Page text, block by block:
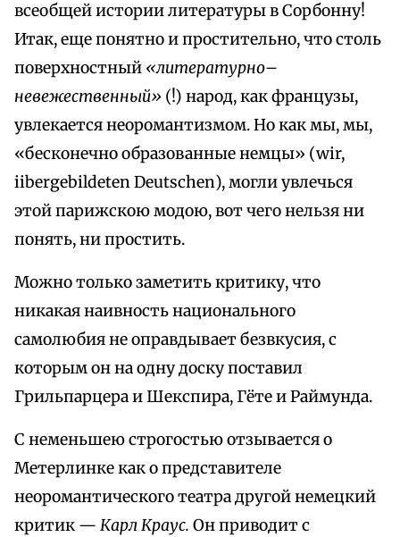
всеобщей истории литературы в Сорбонну!
Итак, еще понятно и простительно, что столь
поверхностный «литературно–
невежественный» (!) народ, как французы,
увлекается неоромантизмом. Но как мы, мы,
«бесконечно образованные немцы» (wir,
iibergebildeten Deutschen), могли увлечься
этой парижскою модою, вот чего нельзя ни
понять, ни простить.
Можно только заметить критику, что
никакая наивность национального
самолюбия не оправдывает безвкусия, с
которым он на одну доску поставил
Грильпарцера и Шекспира, Гёте и Раймунда.
С неменьшею строгостью отзывается о
Метерлинке как о представителе
неоромантического театра другой немецкий
критик — Карл Краус. Он приводит с